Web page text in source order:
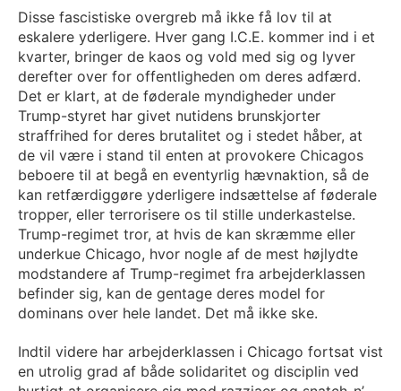
Disse fascistiske overgreb må ikke få lov til at
eskalere yderligere. Hver gang I.C.E. kommer ind i et
kvarter, bringer de kaos og vold med sig og lyver
derefter over for offentligheden om deres adfærd.
Det er klart, at de føderale myndigheder under
Trump-styret har givet nutidens brunskjorter
straffrihed for deres brutalitet og i stedet håber, at
de vil være i stand til enten at provokere Chicagos
beboere til at begå en eventyrlig hævnaktion, så de
kan retfærdiggøre yderligere indsættelse af føderale
tropper, eller terrorisere os til stille underkastelse.
Trump-regimet tror, at hvis de kan skræmme eller
underkue Chicago, hvor nogle af de mest højlydte
modstandere af Trump-regimet fra arbejderklassen
befinder sig, kan de gentage deres model for
dominans over hele landet. Det må ikke ske.
Indtil videre har arbejderklassen i Chicago fortsat vist
en utrolig grad af både solidaritet og disciplin ved